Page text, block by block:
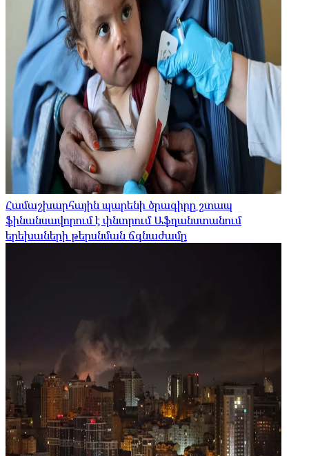
Համաշխարհային պարենի ծրագիրը շտապ
ֆինանսավորում է փնտրում Աֆղանստանում
երեխաների թերսնման ճգնաժամը